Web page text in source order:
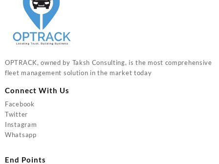
OPTRACK, owned by Taksh Consulting, is the most comprehensive
fleet management solution in the market today
Connect With Us
Facebook
Twitter
Instagram
Whatsapp
End Points